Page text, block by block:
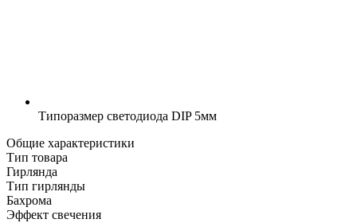
Типоразмер светодиода DIP 5мм
Общие характеристики
Тип товара
Гирлянда
Тип гирлянды
Бахрома
Эффект свечения